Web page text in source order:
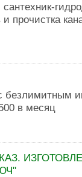
и прочистка
безлимитным
в месяц